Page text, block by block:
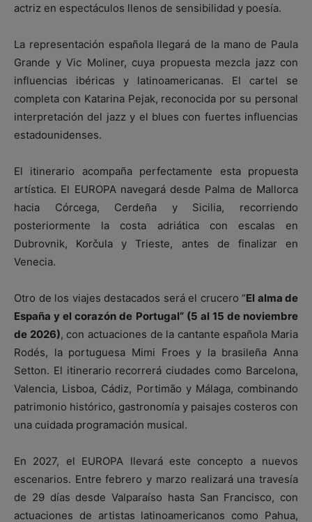
actriz en espectáculos llenos de sensibilidad y poesía.
La representación española llegará de la mano de Paula
Grande y Vic Moliner, cuya propuesta mezcla jazz con
influencias ibéricas y latinoamericanas. El cartel se
completa con Katarina Pejak, reconocida por su personal
interpretación del jazz y el blues con fuertes influencias
estadounidenses.
El itinerario acompaña perfectamente esta propuesta
artística. El EUROPA navegará desde Palma de Mallorca
hacia Córcega, Cerdeña y Sicilia, recorriendo
posteriormente la costa adriática con escalas en
Dubrovnik, Korčula y Trieste, antes de finalizar en
Venecia.
Otro de los viajes destacados será el crucero “El alma de
España y el corazón de Portugal” (5 al 15 de noviembre
de 2026), con actuaciones de la cantante española Maria
Rodés, la portuguesa Mimi Froes y la brasileña Anna
Setton. El itinerario recorrerá ciudades como Barcelona,
Valencia, Lisboa, Cádiz, Portimão y Málaga, combinando
patrimonio histórico, gastronomía y paisajes costeros con
una cuidada programación musical.
En 2027, el EUROPA llevará este concepto a nuevos
escenarios. Entre febrero y marzo realizará una travesía
de 29 días desde Valparaíso hasta San Francisco, con
actuaciones de artistas latinoamericanos como Pahua,